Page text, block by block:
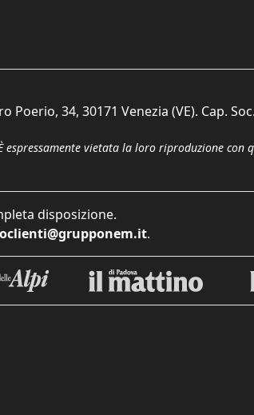
34, 30171 Venezia (VE). Cap.
vietata la loro riproduzione con
disposizione.
.